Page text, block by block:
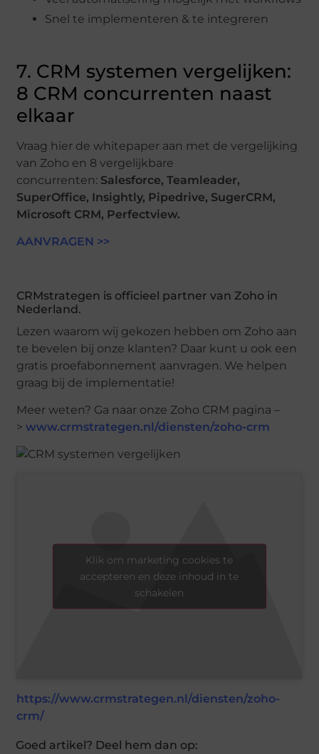
Snel te implementeren & te integreren
7. CRM systemen vergelijken:
8 CRM concurrenten naast
elkaar
Vraag hier de whitepaper aan met de vergelijking
van Zoho en 8 vergelijkbare
concurrenten: Salesforce, Teamleader,
SuperOffice, Insightly, Pipedrive, SugerCRM,
Microsoft CRM, Perfectview.
AANVRAGEN >>
CRMstrategen is officieel partner van Zoho in
Nederland.
Lezen waarom wij gekozen hebben om Zoho aan
te bevelen bij onze klanten? Daar kunt u ook een
gratis proefabonnement aanvragen. We helpen
graag bij de implementatie!
Meer weten? Ga naar onze Zoho CRM pagina –
>www.crmstrategen.nl/diensten/zoho-crm
Klik om marketing cookies te
accepteren en deze inhoud in te
schakelen
https://www.crmstrategen.nl/diensten/zoho-
crm/
Goed artikel? Deel hem dan op: